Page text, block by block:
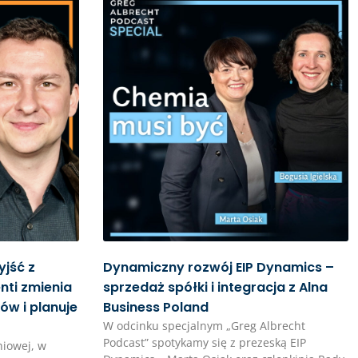
z
zmienia
i planuje
w
Dynamiczny rozwój EIP Dynamics –
sprzedaż spółki i integracja z Alna
Business Poland
W odcinku specjalnym „Greg Albrecht
Podcast” spotykamy się z prezeską EIP